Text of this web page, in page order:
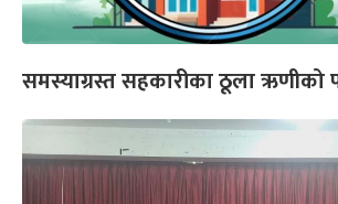
समस्याग्रस्त सहकारीका ठूला ऋणीको